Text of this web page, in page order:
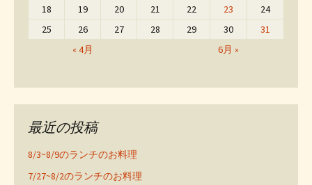
« 4月 6月 »
18
19 20 21 22 23
24
25
26 27 28 29 30 31
最近の投稿
8/3~8/9のランチのお料理
7/27~8/2のランチのお料理